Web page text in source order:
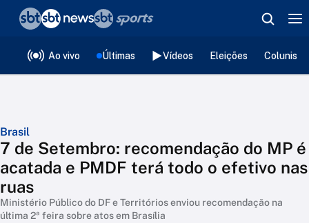
Ao vivo Últimas Vídeos Eleições
Brasil
7 de Setembro: recomendação do MP é
acatada e PMDF terá todo o efetivo nas
ruas
Ministério Público do DF e Territórios enviou recomendação na
última 2ª feira sobre atos em Brasília
❮voltar
Editorias